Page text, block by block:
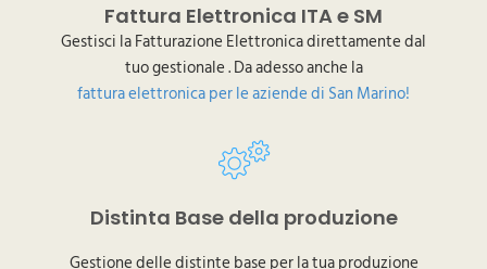
Fattura Elettronica ITA e SM
Gestisci la Fatturazione Elettronica direttamente dal
tuo gestionale . Da adesso anche la
fattura elettronica per le aziende di San Marino!
Distinta Base della produzione
Gestione delle distinte base per la tua produzione